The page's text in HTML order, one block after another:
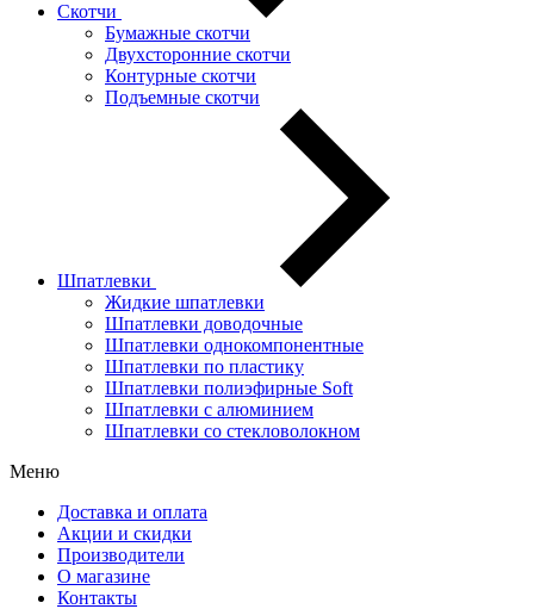
Скотчи
Бумажные скотчи
Двухсторонние скотчи
Контурные скотчи
Подъемные скотчи
Шпатлевки
Жидкие шпатлевки
Шпатлевки доводочные
Шпатлевки однокомпонентные
Шпатлевки по пластику
Шпатлевки полиэфирные Soft
Шпатлевки с алюминием
Шпатлевки со стекловолокном
Меню
Доставка и оплата
Акции и скидки
Производители
О магазине
Контакты